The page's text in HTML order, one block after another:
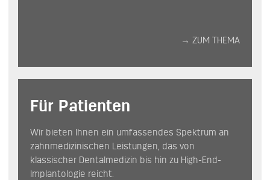
→ ZUM THEMA
Für Patienten
Wir bieten Ihnen ein umfassendes Spektrum an
zahnmedizinischen Leistungen, das von
klassischer Dentalmedizin bis hin zu High-End-
Implantologie reicht.